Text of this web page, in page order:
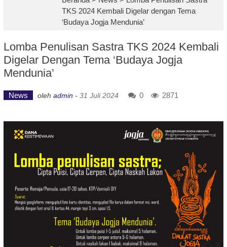
TKS 2024 Kembali Digelar dengan Tema
‘Budaya Jogja Mendunia’
Lomba Penulisan Sastra TKS 2024 Kembali
Digelar Dengan Tema ‘Budaya Jogja
Mendunia’
News oleh admin - 31 Juli 2024 0 2871